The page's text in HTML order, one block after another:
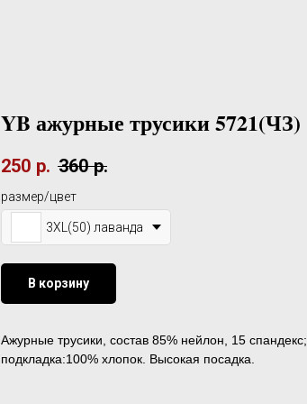
YB ажурные трусики 5721(ЧЗ)
250 р. 360 р.
размер/цвет
3XL(50) лаванда
В корзину
Ажурные трусики, состав 85% нейлон, 15 спандекс;
подкладка:100% хлопок. Высокая посадка.